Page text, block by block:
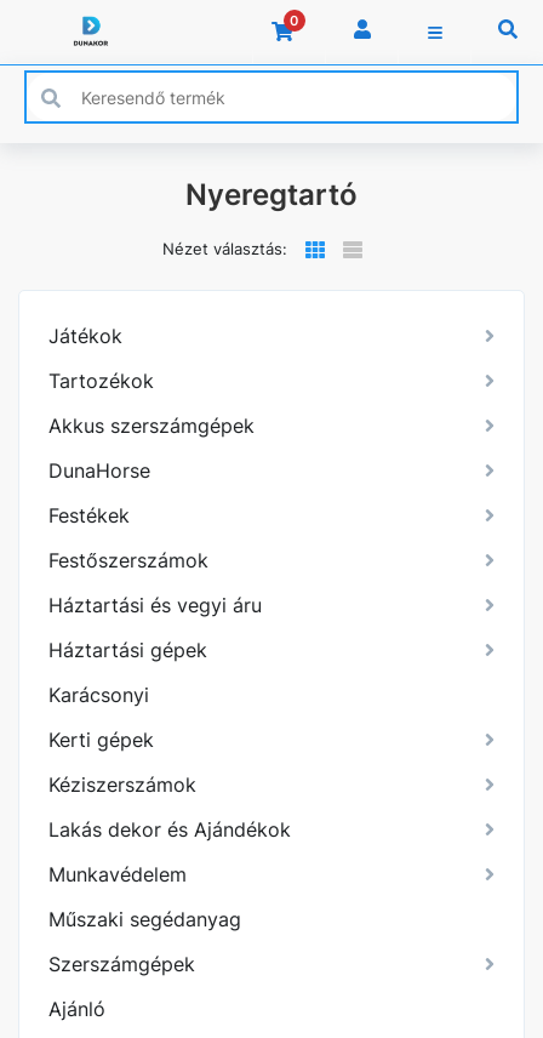
0
Nyeregtartó
Nézet választás:
Játékok
Tartozékok
Akkus szerszámgépek
DunaHorse
Festékek
Festőszerszámok
Háztartási és vegyi áru
Háztartási gépek
Karácsonyi
Kerti gépek
Kéziszerszámok
Lakás dekor és Ajándékok
Munkavédelem
Műszaki segédanyag
Szerszámgépek
Ajánló